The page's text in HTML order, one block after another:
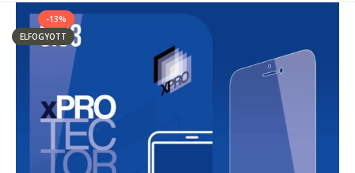
-13%
ELFOGYOTT